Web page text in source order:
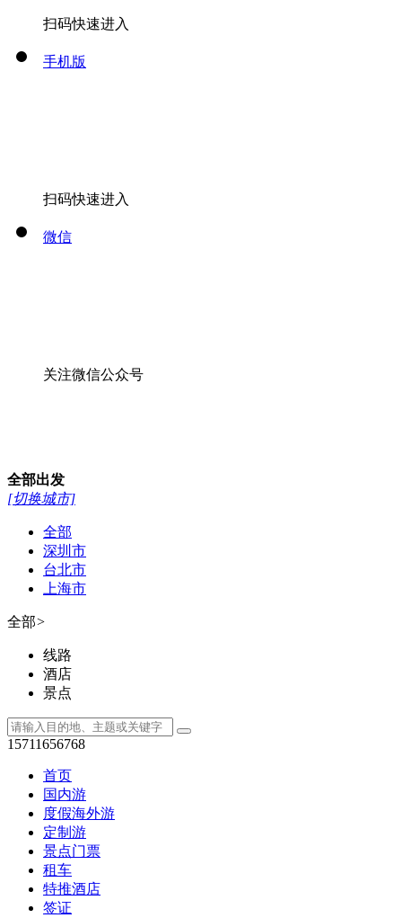
扫码快速进入
手机版
扫码快速进入
微信
关注微信公众号
全部出发
[切换城市]
全部
深圳市
台北市
上海市
全部>
线路
酒店
景点
15711656768
首页
国内游
度假海外游
定制游
景点门票
租车
特推酒店
签证